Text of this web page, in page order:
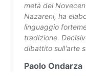
metà del
Nazareni, ha
linguaggio
tradizione.
dibattito sull'arte
Paolo Ondarza